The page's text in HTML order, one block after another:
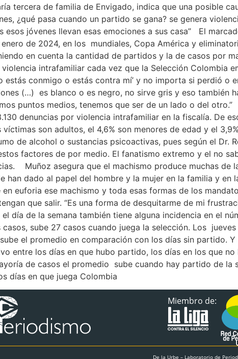
tercera de familia de Envigado, indica que una posible
¿qué pasa cuando un partido se gana? se genera
esos jóvenes llevan esas emociones a sus casa” El
de 2024, en los mundiales, Copa América y
en cuenta la cantidad de partidos y la de casos por
intrafamiliar cada vez que la Selección Colombia
estás conmigo o estás contra mí’ y no importa si perdió
(…) es blanco o es negro, no sirve gris y eso también
puntos medios, tenemos que ser de un lado o del
denuncias por violencia intrafamiliar en la fiscalía. De
víctimas son adultos, el 4,6% son menores de edad y el
de alcohol o sustancias psicoactivas, pues según el Dr.
factores de por medio. El fanatismo extremo y el no
Muñoz asegura que el machismo produce muchas de
han dado al papel del hombre y la mujer en la familia y en
euforia ese machismo y toda esas formas de los
que salir. “Es una forma de desquitarme de mi
día de la semana también tiene alguna incidencia en el
sube 27 casos cuando juega la selección. Los
el promedio en comparación con los días sin partido.
entre los días en que hubo partido, los días en los que
de casos el promedio sube cuando hay partido de
días en que juega Colombia
Miembro de:
De la Urbe – Laboratorio de